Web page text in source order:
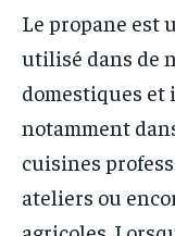
Le propane est
utilisé dans de
domestiques
notamment
cuisines
ateliers ou